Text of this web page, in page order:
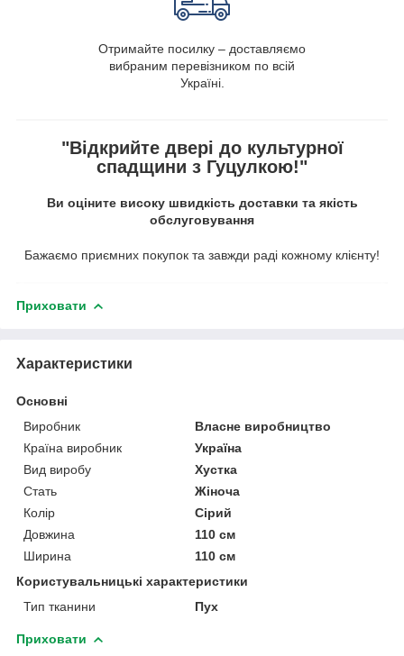
Отримайте посилку – доставляємо
вибраним перевізником по всій
Україні.
"Відкрийте двері до культурної
спадщини з Гуцулкою!"
Ви оціните високу швидкість доставки та якість
обслуговування
Бажаємо приємних покупок та завжди раді кожному клієнту!
Приховати
Характеристики
Основні
Виробник
Власне виробництво
Країна виробник
Україна
Вид виробу
Хустка
Стать
Жіноча
Колір
Сірий
Довжина
110 см
Ширина
110 см
Користувальницькі характеристики
Тип тканини
Пух
Приховати